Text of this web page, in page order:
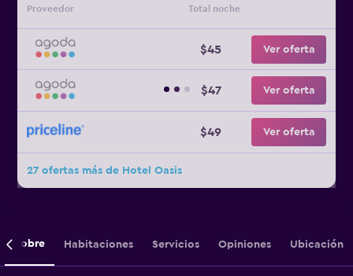
Proveedor Total noche
$45 Ver oferta
$47 Ver oferta
$49 Ver oferta
27 ofertas más de Hotel Oasis
Sobre Habitaciones Servicios Opiniones Ubicación